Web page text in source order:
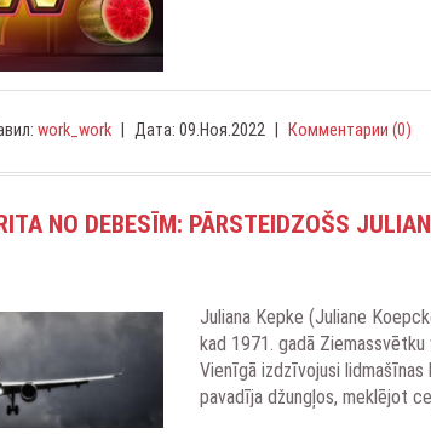
work_work Дата: 09.Ноя.2022 Комментарии (0)
NO DEBESĪM: PĀRSTEIDZOŠS
Juliana Kepke (Juliane
kad 1971. gadā Ziemassvētku
Vienīgā izdzīvojusi
pavadīja džungļos, meklējot